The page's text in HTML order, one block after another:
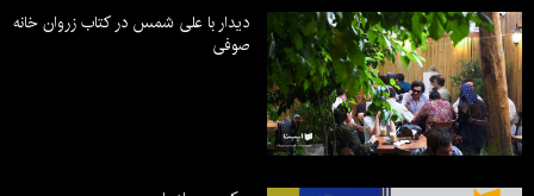
دیدار با علی شمس در کتاب زروان خانه
صوفی